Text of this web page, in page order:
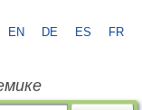
EN DE ES FR